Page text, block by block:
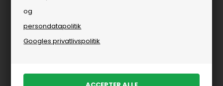
og
persondatapolitik
Googles privatlivspolitik